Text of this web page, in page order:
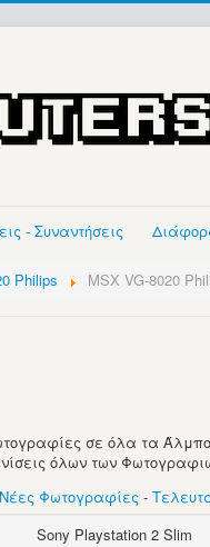
- Συναντήσεις
Philips MSX VG-8020
σε όλα τα
όλων των
Νέες Φωτογραφίες -
Sony Playstation 2 Slim